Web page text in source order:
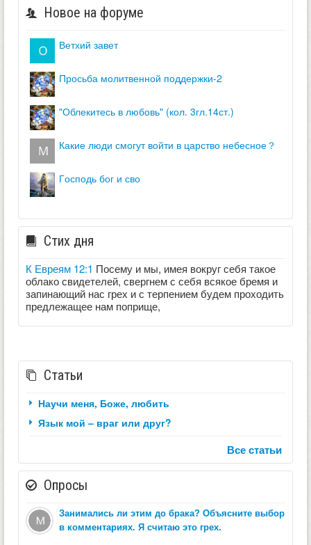
Новое на форуме
ветхий завет
просьба молитвенной поддержки-2
"облекитесь в любовь" (кол. 3гл.14ст.)
какие люди смогут войти в царство небесное？
господь бог и сво
Стих дня
К Евреям 12:1 Посему и мы, имея вокруг себя такое
облако свидетелей, свергнем с себя всякое бремя и
запинающий нас грех и с терпением будем проходить
предлежащее нам поприще,
Статьи
Научи меня, Боже, любить
Язык мой – враг или друг?
Все статьи
Опросы
Занимались ли этим до брака? Объясните выбор
в комментариях. Я считаю это грех.